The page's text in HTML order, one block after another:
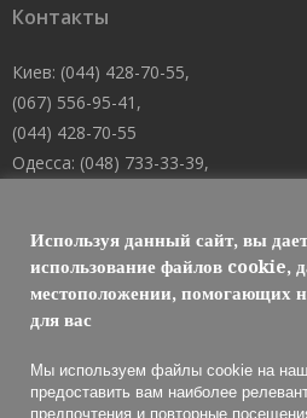
Контакты
Киев: (044) 428-70-55,
(067) 556-95-41,
(044) 428-70-55
Одесса: (048) 733-33-39,
Днепр: (067) 488-10-45
E-mail: welcome@101mk.com
Используя данный сайт, вы
использование файлов cookie,
местоположении, помогающих
для вас
Мы используем файлы cookie на
предоставить вам наиболее
предпочтения и повторные